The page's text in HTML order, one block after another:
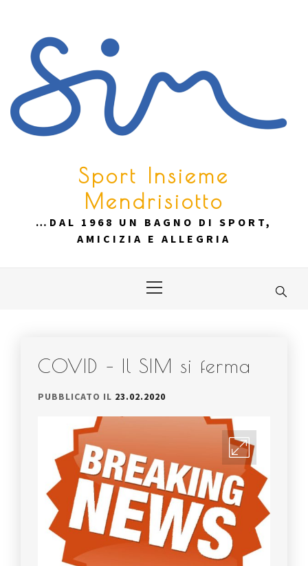
content
Sport Insieme
Mendrisiotto
…DAL 1968 UN BAGNO DI SPORT,
AMICIZIA E ALLEGRIA
Menu
COVID – Il SIM si ferma
PUBBLICATO IL 23.02.2020